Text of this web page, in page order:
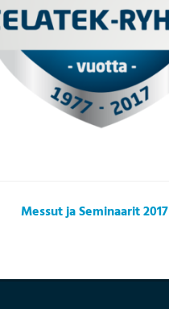
Messut ja Seminaarit 2017